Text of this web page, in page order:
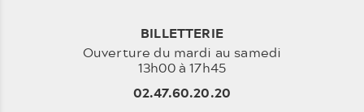
BILLETTERIE
Ouverture du mardi au samedi
13h00 à 17h45
02.47.60.20.20